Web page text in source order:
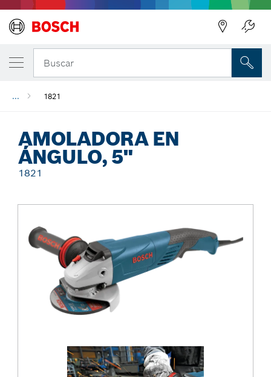
Buscar
... 1821
AMOLADORA EN
ÁNGULO, 5"
1821